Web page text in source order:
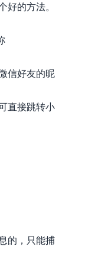
好的方法。
信好友的昵
直接跳转小
的，只能捕